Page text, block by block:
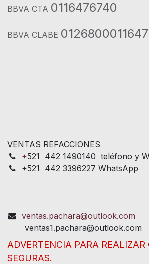
BBVA CTA 0116476740
BBVA CLABE
VENTAS REFACCIONES
+521 442 1490140 teléfono y
+521 442 3396227 WhatsApp
ventas.pachara@outlook.com
ventas1.pachara@outlook.com
ADVERTENCIA PARA REALIZAR
SEGURAS.